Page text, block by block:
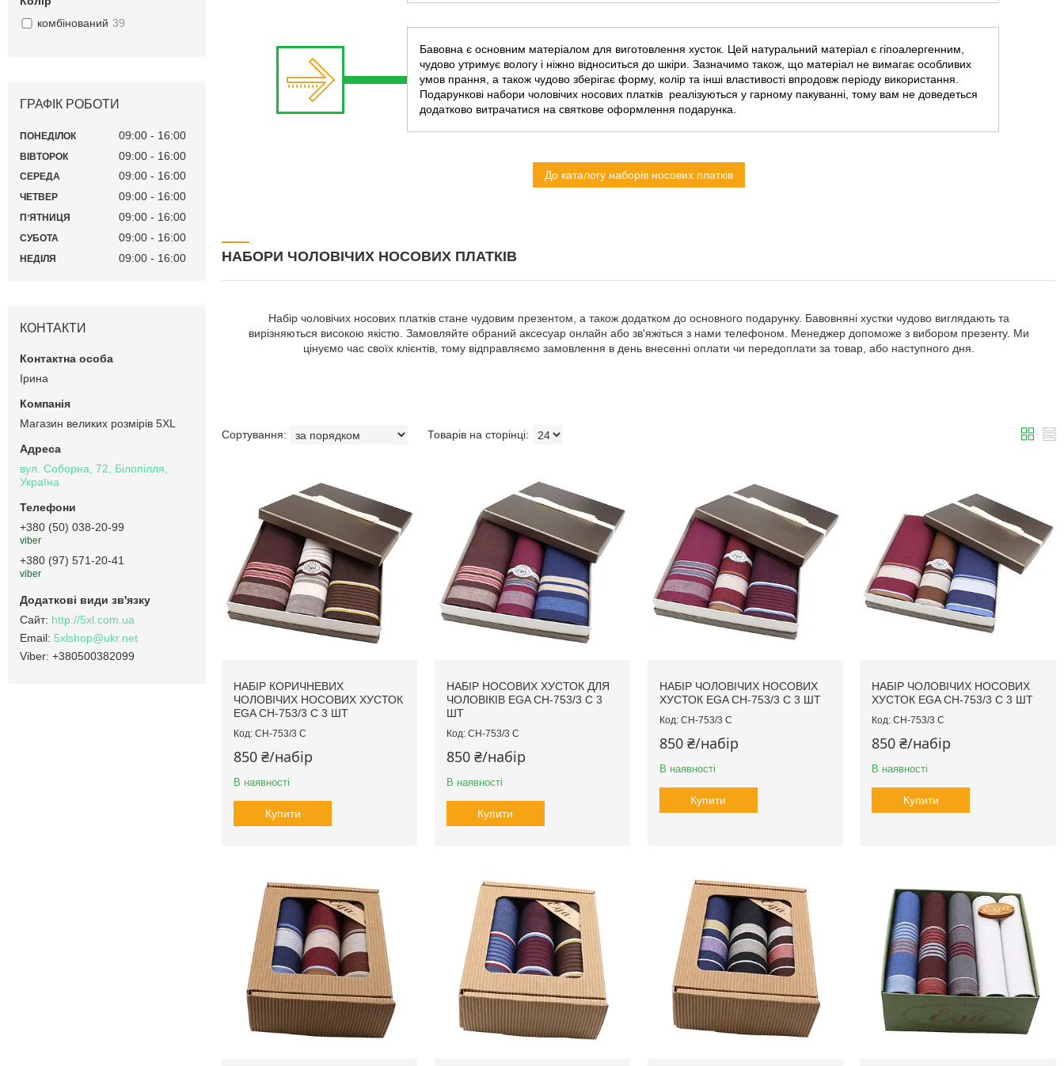
Бавовна є основним матеріалом для виготовлення хусток. Цей натуральний матеріал є гіпоалергенним,
чудово утримує вологу і ніжно відноситься до шкіри. Зазначимо також, що матеріал не вимагає особливих
умов прання, а також чудово зберігає форму, колір та інші властивості впродовж періоду використання.
Подарункові набори чоловічих носових платків реалізуються у гарному пакуванні, тому вам не доведеться
додатково витрачатися на святкове оформлення подарунка.
До каталогу наборів носових платків
НАБОРИ ЧОЛОВІЧИХ НОСОВИХ ПЛАТКІВ
Набір чоловічих носових платків стане чудовим презентом, а також додатком до основного подарунку. Бавовняні хустки чудово виглядають та
вирізняються високою якістю. Замовляйте обраний аксесуар онлайн або зв'яжіться з нами телефоном. Менеджер допоможе з вибором презенту. Ми
цінуємо час своїх клієнтів, тому відправляємо замовлення в день внесенні оплати чи передоплати за товар, або наступного дня.
НАБІР КОРИЧНЕВИХ
ЧОЛОВІЧИХ НОСОВИХ ХУСТОК
EGA CH-753/3 С 3 ШТ
CH-753/3 С
850 ₴/набір
В наявності
Купити
НАБІР НОСОВИХ ХУСТОК ДЛЯ
ЧОЛОВІКІВ EGA CH-753/3 С 3
ШТ
CH-753/3 С
850 ₴/набір
В наявності
Купити
НАБІР ЧОЛОВІЧИХ НОСОВИХ
ХУСТОК EGA CH-753/3 С 3 ШТ
CH-753/3 С
850 ₴/набір
В наявності
Купити
НАБІР ЧОЛОВІЧИХ НОСОВИХ
ХУСТОК EGA CH-753/3 С 3 ШТ
CH-753/3 С
850 ₴/набір
В наявності
Купити
комбінований 39
ГРАФІК РОБОТИ
ПОНЕДІЛОК 09:00 16:00
ВІВТОРОК 09:00 16:00
СЕРЕДА 09:00 16:00
ЧЕТВЕР 09:00 16:00
ПʼЯТНИЦЯ 09:00 16:00
СУБОТА 09:00 16:00
НЕДІЛЯ 09:00 16:00
КОНТАКТИ
Ірина
Магазин великих розмірів 5XL
вул. Соборна, 72, Білопілля,
Україна
+380 (50) 038-20-99
viber
+380 (97) 571-20-41
viber
http://5xl.com.ua
5xlshop@ukr.net
+380500382099